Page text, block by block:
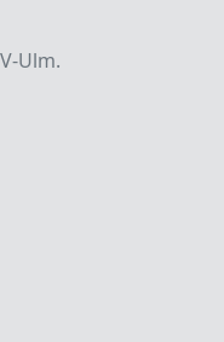
Ulm.